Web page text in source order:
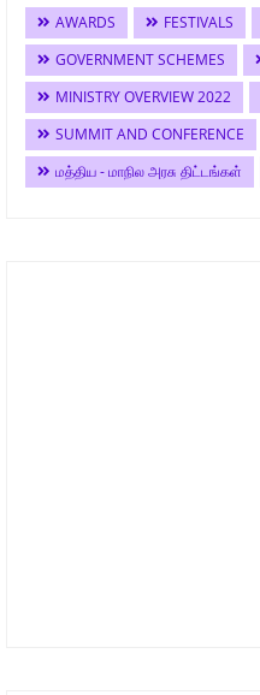
AWARDS FESTIVALS
GOVERNMENT SCHEMES
MINISTRY OVERVIEW 2022
SUMMIT AND CONFERENCE
மத்திய - மாநில அரசு திட்டங்கள்